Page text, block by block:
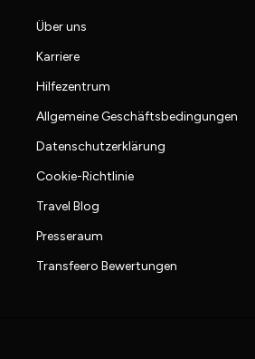
Über uns
Karriere
Hilfezentrum
Allgemeine Geschäftsbedingungen
Datenschutzerklärung
Cookie-Richtlinie
Travel Blog
Presseraum
Transfeero Bewertungen